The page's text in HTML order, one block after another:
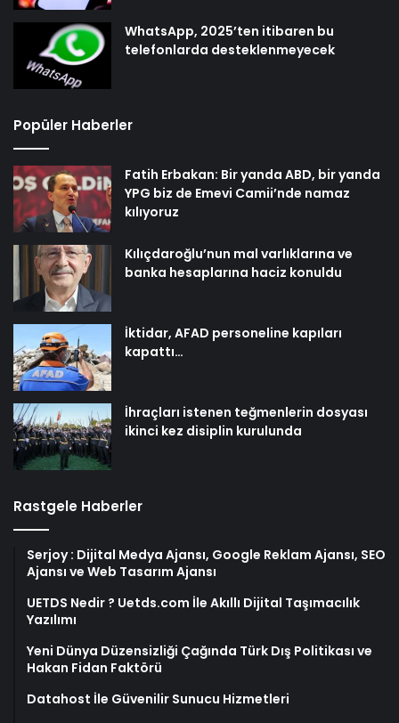
WhatsApp, 2025’ten itibaren bu
telefonlarda desteklenmeyecek
Popüler Haberler
Fatih Erbakan: Bir yanda ABD, bir yanda
YPG biz de Emevi Camii’nde namaz
kılıyoruz
Kılıçdaroğlu’nun mal varlıklarına ve
banka hesaplarına haciz konuldu
İktidar, AFAD personeline kapıları
kapattı…
İhraçları istenen teğmenlerin dosyası
ikinci kez disiplin kurulunda
Rastgele Haberler
Serjoy : Dijital Medya Ajansı, Google Reklam Ajansı, SEO
Ajansı ve Web Tasarım Ajansı
UETDS Nedir ? Uetds.com İle Akıllı Dijital Taşımacılık
Yazılımı
Yeni Dünya Düzensizliği Çağında Türk Dış Politikası ve
Hakan Fidan Faktörü
Datahost İle Güvenilir Sunucu Hizmetleri